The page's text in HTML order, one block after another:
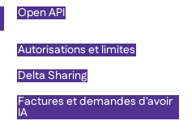
Open API
Autorisations et limites
Delta Sharing
Factures et demandes d'avoir
IA